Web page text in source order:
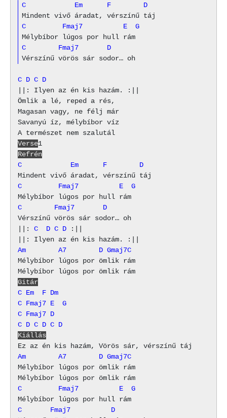
C            Em      F        D
C         Fmaj7          E  G
C        Fmaj7       D
C D C D
||: Ilyen az én kis hazám. :||
Ömlik a lé, reped a rés,
Magasan vagy, ne félj már
Savanyú íz, mélybíbor víz
Verse
Refrén
C            Em      F        D
C         Fmaj7          E  G
C        Fmaj7       D
Vérszínű vörös sár sodor… oh
||: C D C D :||
Am        A7        D Gmaj7C
Mélybíbor lúgos por ömlik rám
Gitár
C Em F Dm
C Fmaj7 E
G
C Fmaj7 D
C D C D C D
Kiállás
Am        A7        D Gmaj7C
Mélybíbor lúgos por ömlik rám
C         Fmaj7          E  G
C       Fmaj7          D